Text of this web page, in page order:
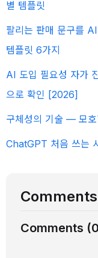
별 템플릿
팔리는 판매 문구를
템플릿 6가지
AI 도입 필요성 자가
으로 확인 [2026]
구체성의 기술 — 모호
ChatGPT 처음 쓰는
Comments
Comments (0